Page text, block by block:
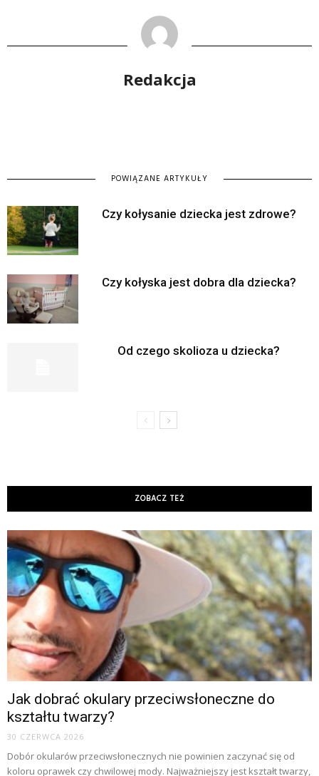
Redakcja
POWIĄZANE ARTYKUŁY
Czy kołysanie dziecka jest zdrowe?
Czy kołyska jest dobra dla dziecka?
Od czego skolioza u dziecka?
ZOBACZ TEŻ
Jak dobrać okulary przeciwsłoneczne do
kształtu twarzy?
30 CZERWCA 2026
Dobór okularów przeciwsłonecznych nie powinien zaczynać się od
koloru oprawek czy chwilowej mody. Najważniejszy jest kształt twarzy,